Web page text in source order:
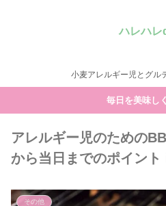
ハレハレ
小麦アレルギー児とグル
毎日を美味し
アレルギー児のための
から当日までのポイン
その他